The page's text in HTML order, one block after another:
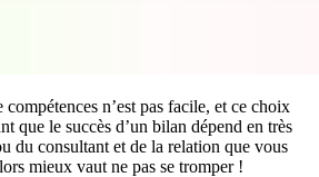
n’est pas facile, et ce choix
que le succès d’un bilan dépend en très
du consultant et de la relation que vous
mieux vaut ne pas se tromper !